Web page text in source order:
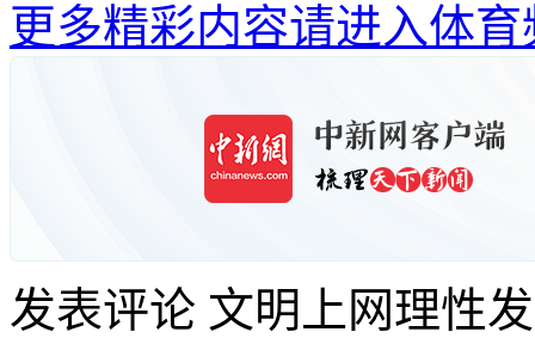
更多精彩内容请进入体育
发表评论 文明上网理性